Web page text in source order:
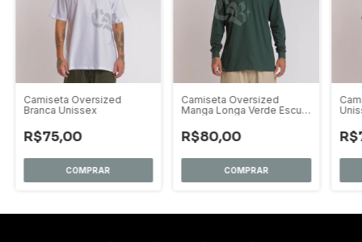
Camiseta Oversized
Branca Unissex
R$75,00
COMPRAR
Camiseta Oversized
Manga Longa Verde Escura
R$80,00
COMPRAR